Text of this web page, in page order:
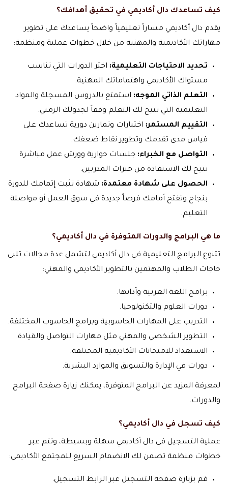
كيف تساعدك دال أكاديمي في تحقيق أهدافك؟
يقدم دال أكاديمي مساراً تعليمياً واضحاً يساعدك على تطوير
مهاراتك الأكاديمية والمهنية من خلال خطوات عملية ومنظمة:
تحديد الاحتياجات التعليمية: اختر الدورات التي تناسب
مستواك الأكاديمي واهتماماتك المهنية.
التعلم الذاتي الموجه: استمتع بالدروس المسجلة والمواد
التعليمية التي تتيح لك التعلم وفقاً لجدولك الزمني.
التقييم المستمر: اختبارات وتمارين دورية تساعدك على
قياس مدى تقدمك وتطوير نقاط ضعفك.
التواصل مع الخبراء: جلسات حوارية وورش عمل مباشرة
تتيح لك الاستفادة من خبرات المدربين.
الحصول على شهادة معتمدة: شهادة تثبت إتمامك للدورة
بنجاح وتفتح أمامك فرصاً جديدة في سوق العمل أو مواصلة
التعليم.
ما هي البرامج والدورات المتوفرة في دال أكاديمي؟
تتنوع البرامج التعليمية في دال أكاديمي لتشمل عدة مجالات تلبي
حاجات الطلاب والمهتمين بالتطوير الأكاديمي والمهني:
برامج اللغة العربية وآدابها.
دورات العلوم والتكنولوجيا.
التدريب على المهارات الحاسوبية وبرامج الحاسوب المختلفة.
التطوير الشخصي والمهني مثل مهارات التواصل والقيادة.
الاستعداد للامتحانات الأكاديمية المختلفة.
دورات في الإدارة والتسويق والموارد البشرية.
لمعرفة المزيد عن البرامج المتوفرة، يمكنك زيارة صفحة البرامج
والدورات.
كيف تسجل في دال أكاديمي؟
عملية التسجيل في دال أكاديمي سهلة وبسيطة، وتتم عبر
خطوات منظمة تضمن لك الانضمام السريع للمجتمع الأكاديمي:
قم بزيارة صفحة التسجيل عبر الرابط التسجيل.